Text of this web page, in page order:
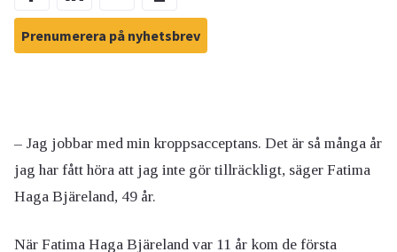
Prenumerera på nyhetsbrev
– Jag jobbar med min kroppsacceptans. Det är så många år
jag har fått höra att jag inte gör tillräckligt, säger Fatima
Haga Bjäreland, 49 år.
När Fatima Haga Bjäreland var 11 år kom de första